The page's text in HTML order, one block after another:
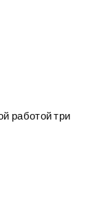
работой три